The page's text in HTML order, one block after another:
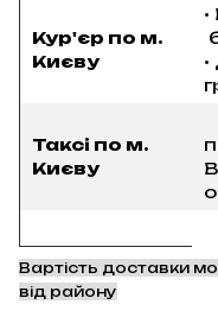
Кур'єр по м.
Києву
Таксі по м.
Києву
Вартість доставки
від району